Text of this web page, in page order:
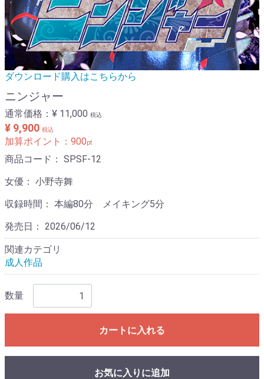
ダウンロード購入はこちらから
ニンジャー
通常価格： ¥ 11,000 税込
¥ 9,900 税込
加算ポイント： 900pt
商品コード： SPSF-12
女優： 小野寺舞
収録時間： 本編80分 メイキング5分
発売日： 2026/06/12
関連カテゴリ
成人作品
数量
カートに入れる
お気に入りに追加